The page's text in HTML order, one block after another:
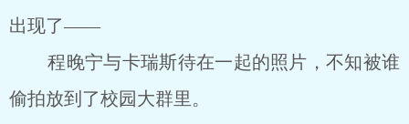
出现了——
程晚宁与卡瑞斯待在一起的照片，不知被谁
偷拍放到了校园大群里。